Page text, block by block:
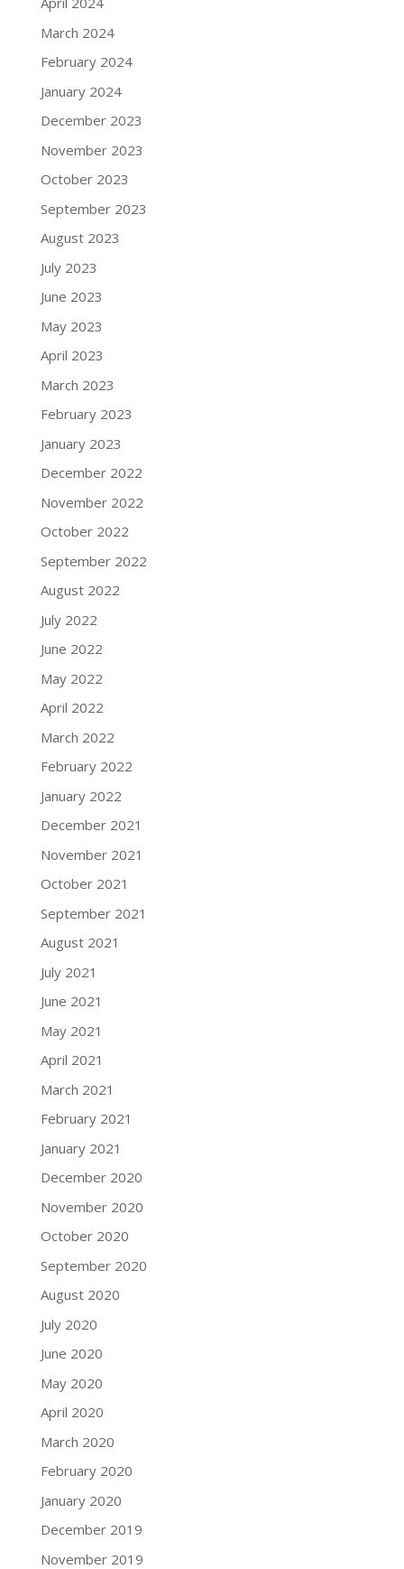
March 2024
February 2024
January 2024
December 2023
November 2023
October 2023
September 2023
August 2023
July 2023
June 2023
May 2023
April 2023
March 2023
February 2023
January 2023
December 2022
November 2022
October 2022
September 2022
August 2022
July 2022
June 2022
May 2022
April 2022
March 2022
February 2022
January 2022
December 2021
November 2021
October 2021
September 2021
August 2021
July 2021
June 2021
May 2021
April 2021
March 2021
February 2021
January 2021
December 2020
November 2020
October 2020
September 2020
August 2020
July 2020
June 2020
May 2020
April 2020
March 2020
February 2020
January 2020
December 2019
November 2019